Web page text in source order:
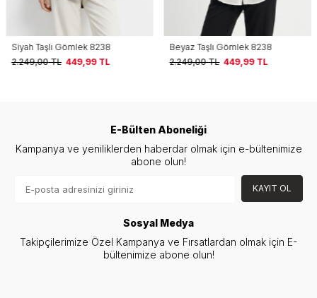
Siyah Taşlı Gömlek 8238
2.249,00TL 449,99TL
Beyaz Taşlı Gömlek 8238
2.249,00TL 449,99TL
E-Bülten Aboneliği
Kampanya ve yeniliklerden haberdar olmak için e-bültenimize
abone olun!
KAYIT OL
Sosyal Medya
Takipçilerimize Özel Kampanya ve Fırsatlardan olmak için E-
bültenimize abone olun!